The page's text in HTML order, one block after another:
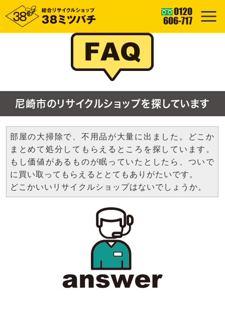
尼崎市のリサイクルショップを探しています
部屋の大掃除で、不用品が大量に出ました。どこか
まとめて処分してもらえるところを探しています。
もし価値があるものが眠っていたとしたら、ついで
に買い取ってもらえるととてもありがたいです。
どこかいいリサイクルショップはないでしょうか。